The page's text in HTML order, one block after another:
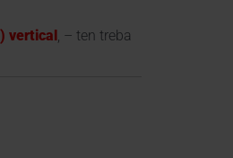
vertical, – ten treba